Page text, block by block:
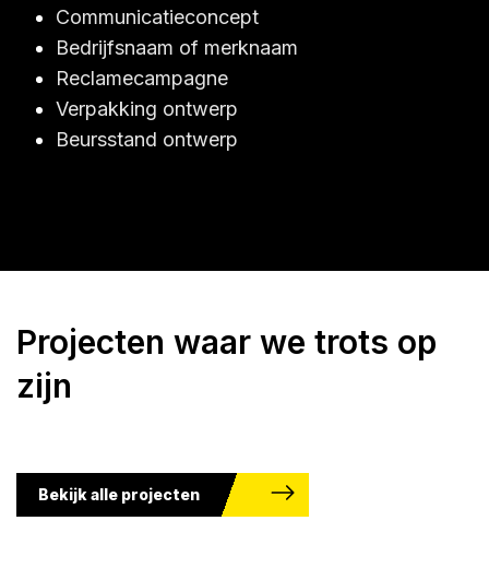
Communicatieconcept
Bedrijfsnaam of merknaam
Reclamecampagne
Verpakking ontwerp
Beursstand ontwerp
Projecten waar we trots op
zijn
Bekijk alle projecten